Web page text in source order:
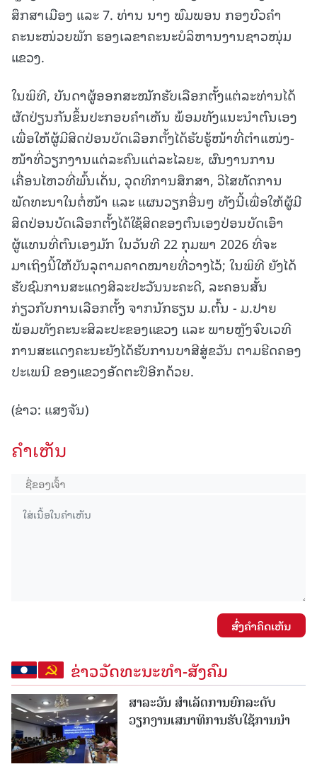
ສຶກສາເມືອງ ແລະ 7. ທ່ານ ນາງ ພົມພອນ ກອງບົວຄໍາ
ຄະນະໜ່ວຍພັກ ຮອງເລຂາຄະນະບໍລິຫານງານຊາວໜຸ່ມ
ແຂວງ.
ໃນພິທີ, ບັນດາຜູ້ອອກສະໝັກຮັບເລືອກຕັ້ງແຕ່ລະທ່ານໄດ້
ຜັດປ່ຽນກັນຂຶ້ນປະກອບຄຳເຫັນ ພ້ອມທັງແນະນໍາຕົນເອງ
ເພື່ອໃຫ້ຜູ້ມີສິດປ່ອນບັດເລືອກຕັ້ງໄດ້ຮັບຮູ້ໜ້າທີ່ຕໍາແໜ່ງ-
ໜ້າທີ່ວຽກງານແຕ່ລະຄົນແຕ່ລະໄລຍະ, ຜົນງານການ
ເຄື່ອນໄຫວທີ່ພົ້ນເດັ່ນ, ວຸດທິການສຶກສາ, ວິໄສທັດການ
ພັດທະນາໃນຕໍ່ໜ້າ ແລະ ແຜນວຽກອື່ນໆ ທັງນີ້ເພື່ອໃຫ້ຜູ້ມີ
ສິດປ່ອນບັດເລືອກຕັ້ງໄດ້ໃຊ້ສິດຂອງຕົນເອງປ່ອນບັດເອົາ
ຜູ້ແທນທີ່ຕົນເອງມັກ ໃນວັນທີ 22 ກຸມພາ 2026 ທີ່ຈະ
ມາເຖິງນີ້ໃຫ້ບັນລຸຕາມຄາດໝາຍທີ່ວາງໄວ້; ໃນພິທີ ຍັງໄດ້
ຮັບຊົມການສະແດງສິລະປະວັນນະຄະດີ, ລະຄອນສັ້ນ
ກ່ຽວກັບການເລືອກຕັ້ງ ຈາກນັກຮຽນ ມ.ຕົ້ນ - ມ.ປາຍ
ພ້ອມທັງຄະນະສິລະປະຂອງແຂວງ ແລະ ພາຍຫຼັງຈົບເວທີ
ການສະແດງຄະນະຍັງໄດ້ຮັບການບາສີສູ່ຂວັນ ຕາມຮີດຄອງ
ປະເພນີ ຂອງແຂວງອັດຕະປືອີກດ້ວຍ.
(ຂ່າວ: ແສງຈັນ)
ຄໍາເຫັນ
ສົ່ງຄໍາຄິດເຫັນ
ຂ່າວວັດທະນະທຳ-ສັງຄົມ
ສາລະວັນ ສໍາເລັດການຍົກລະດັບ
ວຽກງານເສນາທິການຮັບໃຊ້ການນໍາ